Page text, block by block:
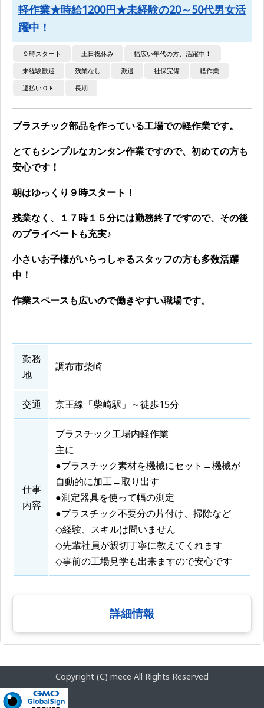
軽作業★時給1200円★未経験の20～50代男女活
躍中！
９時スタート 土日祝休み
幅広い年代の方、活躍中！
未経験歓迎
残業なし 派遣 社保完備
軽作業
週払いＯｋ
長期
プラスチック部品を作っている工場での軽作業です。
とてもシンプルなカンタン作業ですので、初めての方も
安心です！
朝はゆっくり９時スタート！
残業なく、１７時１５分には勤務終了ですので、その後
のプライベートも充実♪
小さいお子様がいらっしゃるスタッフの方も多数活躍
中！
作業スペースも広いので働きやすい職場です。
勤務
地
調布市柴崎
交通 京王線「柴崎駅」～徒歩15分
仕事
内容
プラスチック工場内軽作業
主に
●プラスチック素材を機械にセット→機械が
自動的に加工→取り出す
●測定器具を使って幅の測定
●プラスチック不要分の片付け、掃除など
◇経験、スキルは問いません
◇先輩社員が親切丁寧に教えてくれます
◇事前の工場見学も出来ますので安心です
詳細情報
Copyright (C) mece All Rights Reserved